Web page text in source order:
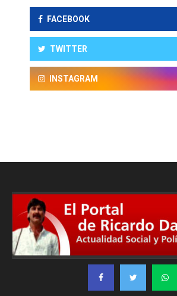
FACEBOOK
TWITTER
INSTAGRAM